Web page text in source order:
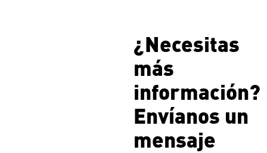
¿Necesitas
más
información?
Envíanos un
mensaje